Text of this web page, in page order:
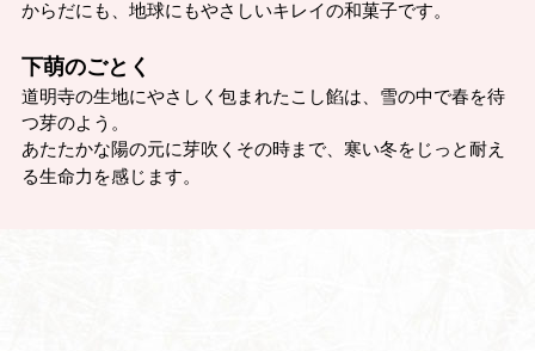
からだにも、地球にもやさしいキレイの和菓子です。
下萌のごとく
道明寺の生地にやさしく包まれたこし餡は、雪の中で春を待
つ芽のよう。
あたたかな陽の元に芽吹くその時まで、寒い冬をじっと耐え
る生命力を感じます。